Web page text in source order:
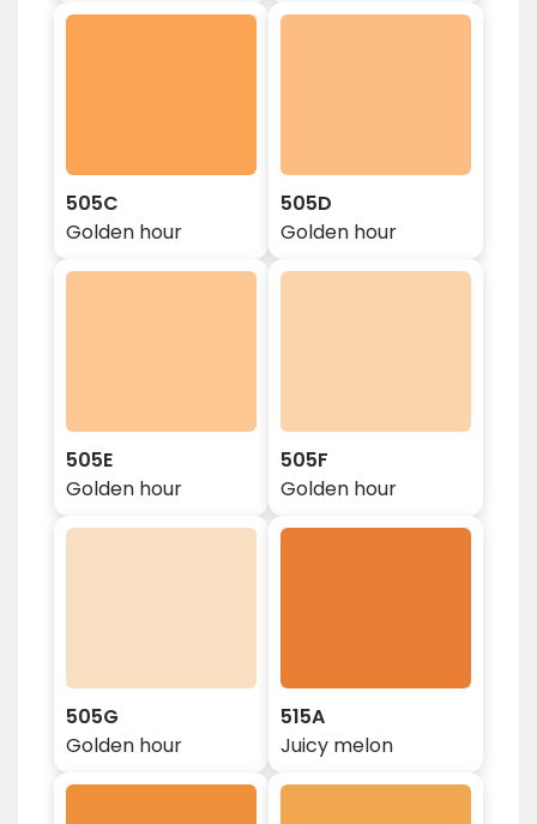
505C
Golden hour
505D
Golden hour
505E
Golden hour
505F
Golden hour
505G
Golden hour
515A
Juicy melon